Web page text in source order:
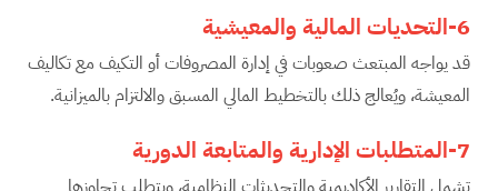
6-التحديات المالية والمعيشية
قد يواجه المبتعث صعوبات في إدارة المصروفات أو التكيف مع تكاليف
المعيشة، ويُعالج ذلك بالتخطيط المالي المسبق والالتزام بالميزانية.
7-المتطلبات الإدارية والمتابعة الدورية